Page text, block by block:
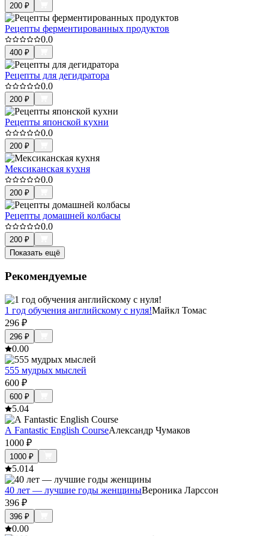
200 ₽
Рецепты ферментированных продуктов
0.0
400 ₽
Рецепты для дегидратора
0.0
200 ₽
Рецепты японской кухни
0.0
200 ₽
Мексиканская кухня
0.0
200 ₽
Рецепты домашней колбасы
0.0
200 ₽
Показать ещё
Рекомендуемые
1 год обучения английскому с нуля!Майкл Томас
296 ₽
296 ₽
0.00
555 мудрых мыслей
600 ₽
600 ₽
5.04
A Fantastic English CourseАлександр Чумаков
1000 ₽
1000 ₽
5.014
40 лет — лучшие годы женщиныВероника Ларссон
396 ₽
396 ₽
0.00